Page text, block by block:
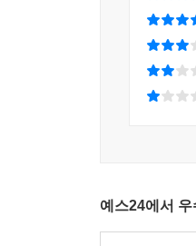
유비가 흐느껴
“드디어 유능
만나 뜻을 펼치
서서가 울며 답
“지혜도 없고,
러 방법을 썼
난세에 영웅
아닐까? 삼국
마음속에 속
인생의 참뜻을
저로서는 더할
예스24에서